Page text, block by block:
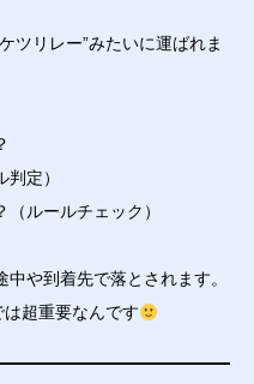
ツリレー”みたいに運ばれま
定）
ルールチェック）
や到着先で落とされます。
は超重要なんです